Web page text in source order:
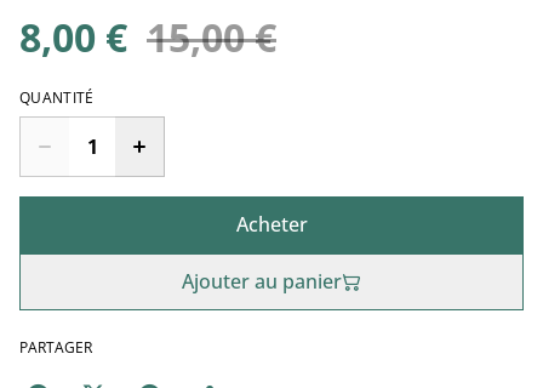
8,00 € 15,00 €
QUANTITÉ
Acheter
Ajouter au panier
PARTAGER